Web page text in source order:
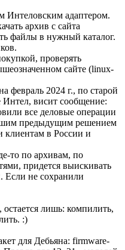
Интеловским адаптером.
архив с сайта
файлы в нужный каталог.
проверять
сайте (linux-
февраль 2024 г., по старой
Интел, висит сообщение:
все деловые операции
предыдущим решением
клиентам в России и
то по архивам, по
придется выискивать
Если не сохранили
лишь: компилить,
:)
для Дебьяна: firmware-